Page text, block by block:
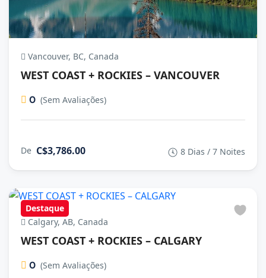
Vancouver, BC, Canada
WEST COAST + ROCKIES – VANCOUVER
0 (Sem Avaliações)
De C$3,786.00 8 Dias / 7 Noites
Destaque
Calgary, AB, Canada
WEST COAST + ROCKIES – CALGARY
0 (Sem Avaliações)